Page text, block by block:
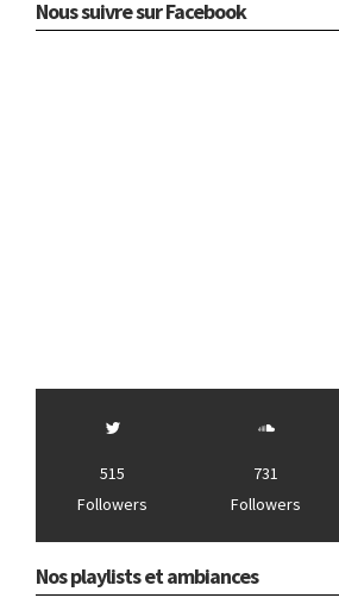
Nous suivre sur Facebook
515
Followers
731
Followers
Nos playlists et ambiances